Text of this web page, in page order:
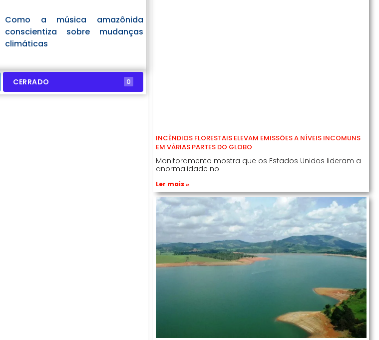
Como a música amazônida
conscientiza sobre mudanças
climáticas
CERRADO 0
INCÊNDIOS FLORESTAIS ELEVAM EMISSÕES A NÍVEIS INCOMUNS
EM VÁRIAS PARTES DO GLOBO
Monitoramento mostra que os Estados Unidos lideram a
anormalidade no
Ler mais »